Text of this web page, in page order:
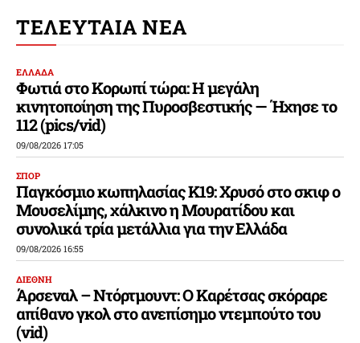
ΤΕΛΕΥΤΑΙΑ ΝΕΑ
ΕΛΛΑΔΑ
Φωτιά στο Κορωπί τώρα: Η μεγάλη
κινητοποίηση της Πυροσβεστικής — Ήχησε το
112 (pics/vid)
09/08/2026 17:05
ΣΠΟΡ
Παγκόσμιο κωπηλασίας Κ19: Χρυσό στο σκιφ ο
Μουσελίμης, χάλκινο η Μουρατίδου και
συνολικά τρία μετάλλια για την Ελλάδα
09/08/2026 16:55
ΔΙΕΘΝΗ
Άρσεναλ – Ντόρτμουντ: Ο Καρέτσας σκόραρε
απίθανο γκολ στο ανεπίσημο ντεμπούτο του
(vid)